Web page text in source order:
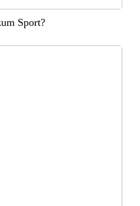
Sport?